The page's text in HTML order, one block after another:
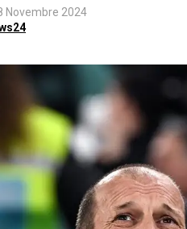
Novembre 2024